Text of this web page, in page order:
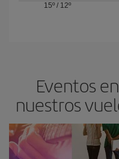
15º/ 12º
Eventos
nuestros